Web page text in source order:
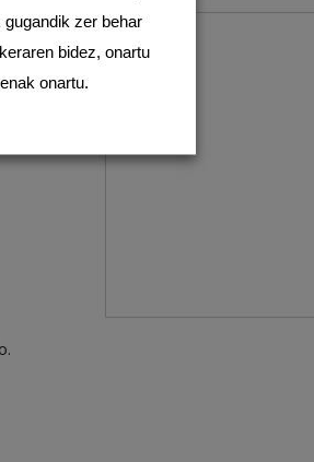
zer behar
bidez, onartu
onartu.